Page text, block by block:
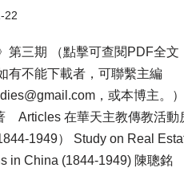
22
第三期 （點擊可查閱PDF全文
有不能下載者，可聯繫主編
，或本博主。
Articles 在華天主教傳教活動
1949） Study on Real
in China (1844-1949) 陳聰銘